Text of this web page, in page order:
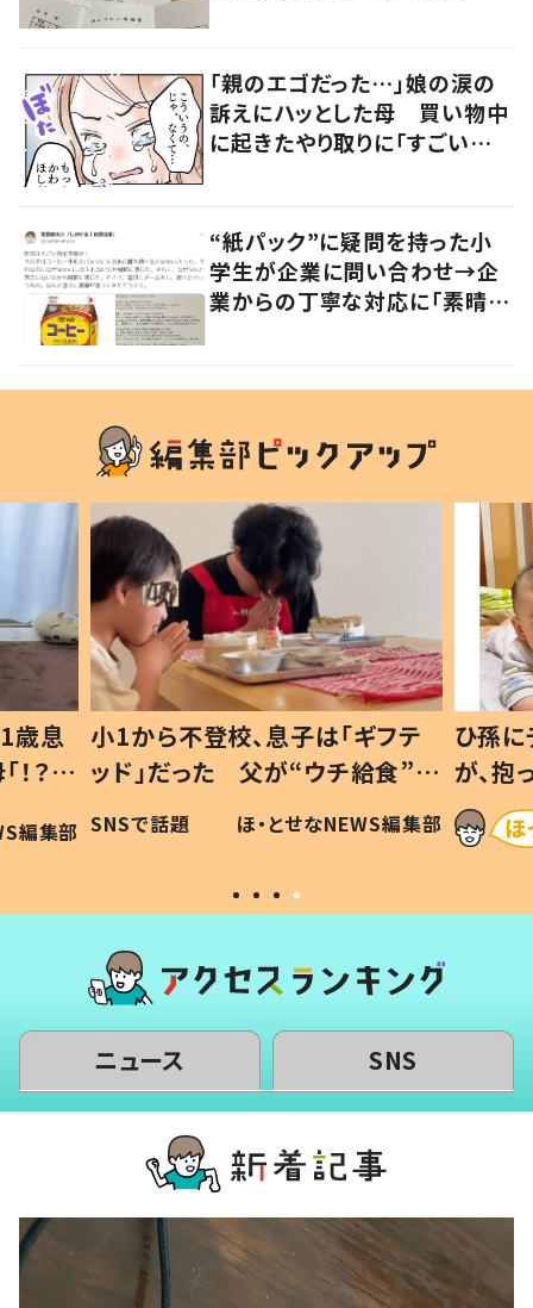
「親のエゴだった…」娘の涙の
訴えにハッとした母 買い物中
に起きたやり取りに「すごい分
“紙パック”に疑問を持った小
学生が企業に問い合わせ→企
業からの丁寧な対応に「素晴ら
歳息
？」
編集部
小1から不登校、息子は「ギフテ
ッド」だった 父が“ウチ給食”を
作り続ける理由とは #令和の親
#令和の子
SNSで話題 ほ・とせなNEWS編集部
ひ孫
が、
「涙が
い」
ニュース SNS